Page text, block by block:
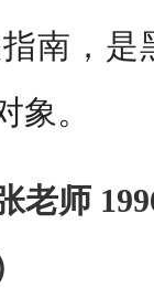
南，是
象。
老师